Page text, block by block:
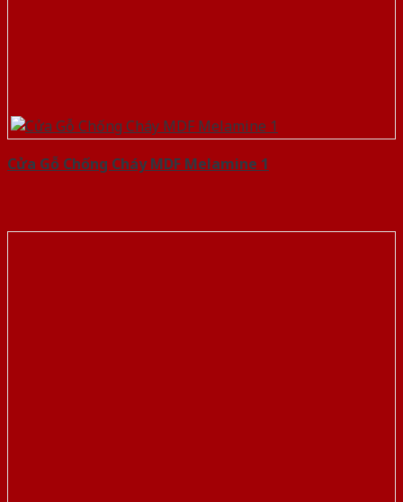
Cửa Gỗ Chống Cháy MDF Melamine 1